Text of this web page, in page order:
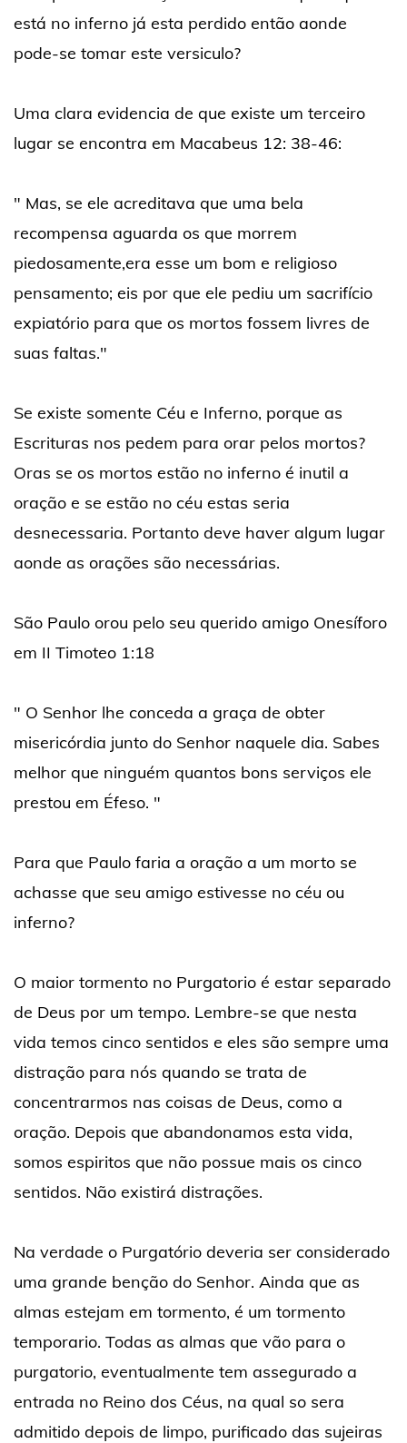
está no inferno já esta perdido então aonde
pode-se tomar este versiculo?
Uma clara evidencia de que existe um terceiro
lugar se encontra em Macabeus 12: 38-46:
" Mas, se ele acreditava que uma bela
recompensa aguarda os que morrem
piedosamente,era esse um bom e religioso
pensamento; eis por que ele pediu um sacrifício
expiatório para que os mortos fossem livres de
suas faltas."
Se existe somente Céu e Inferno, porque as
Escrituras nos pedem para orar pelos mortos?
Oras se os mortos estão no inferno é inutil a
oração e se estão no céu estas seria
desnecessaria. Portanto deve haver algum lugar
aonde as orações são necessárias.
São Paulo orou pelo seu querido amigo Onesíforo
em II Timoteo 1:18
" O Senhor lhe conceda a graça de obter
misericórdia junto do Senhor naquele dia. Sabes
melhor que ninguém quantos bons serviços ele
prestou em Éfeso. "
Para que Paulo faria a oração a um morto se
achasse que seu amigo estivesse no céu ou
inferno?
O maior tormento no Purgatorio é estar separado
de Deus por um tempo. Lembre-se que nesta
vida temos cinco sentidos e eles são sempre uma
distração para nós quando se trata de
concentrarmos nas coisas de Deus, como a
oração. Depois que abandonamos esta vida,
somos espiritos que não possue mais os cinco
sentidos. Não existirá distrações.
Na verdade o Purgatório deveria ser considerado
uma grande benção do Senhor. Ainda que as
almas estejam em tormento, é um tormento
temporario. Todas as almas que vão para o
purgatorio, eventualmente tem assegurado a
entrada no Reino dos Céus, na qual so sera
admitido depois de limpo, purificado das sujeiras